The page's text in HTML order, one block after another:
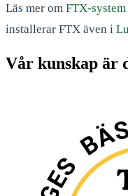
Läs mer om FTX-system
installerar FTX även i
Vår kunskap är